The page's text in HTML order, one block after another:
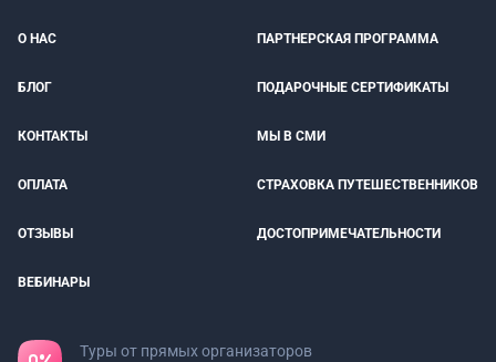
О НАС ПАРТНЕРСКАЯ ПРОГРАММА
БЛОГ ПОДАРОЧНЫЕ СЕРТИФИКАТЫ
КОНТАКТЫ МЫ В СМИ
ОПЛАТА СТРАХОВКА ПУТЕШЕСТВЕННИКОВ
ОТЗЫВЫ ДОСТОПРИМЕЧАТЕЛЬНОСТИ
ВЕБИНАРЫ
Туры от прямых организаторов